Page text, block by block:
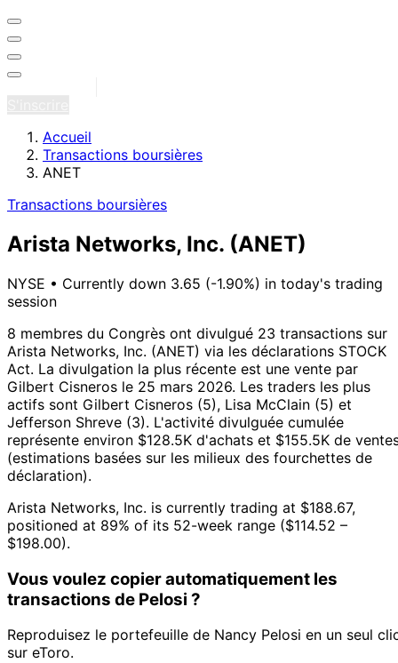
Accueil
Transactions boursières
ANET
Transactions boursières
Arista Networks, Inc. (ANET)
NYSE • Currently down 3.65 (-1.90%) in today's trading
session
8 membres du Congrès ont divulgué 23 transactions sur
Arista Networks, Inc. (ANET) via les déclarations STOCK
Act. La divulgation la plus récente est une vente par
Gilbert Cisneros le 25 mars 2026. Les traders les plus
actifs sont Gilbert Cisneros (5), Lisa McClain (5) et
Jefferson Shreve (3). L'activité divulguée cumulée
représente environ $128.5K d'achats et $155.5K de
(estimations basées sur les milieux des fourchettes de
déclaration).
Arista Networks, Inc. is currently trading at $188.67,
positioned at 89% of its 52-week range ($114.52 –
$198.00).
Vous voulez copier automatiquement les
transactions de Pelosi ?
Reproduisez le portefeuille de Nancy Pelosi en un seul
sur eToro.